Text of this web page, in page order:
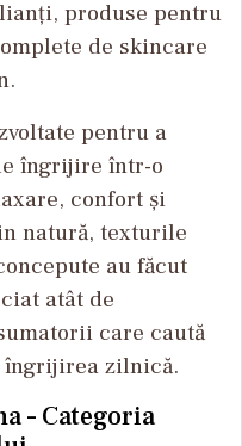
produse pentru
de skincare
pentru a
îngrijire într-o
confort și
natură, texturile
au făcut
atât de
care caută
îngrijirea zilnică.
– Categoria